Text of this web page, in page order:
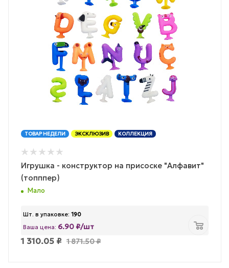
ТОВАР НЕДЕЛИ ЭКСКЛЮЗИВ КОЛЛЕКЦИЯ
Игрушка - конструктор на присоске "Алфавит"
(топппер)
Мало
Шт. в упаковке: 190
Ваша цена: 6.90 ₽/шт
1 310.05 ₽ 1 871.50₽